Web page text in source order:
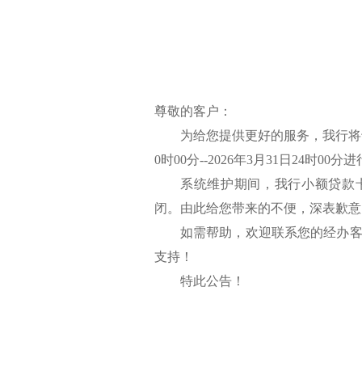
尊敬的客户：
为给您提供更好的服务，我行
0时00分--2026年3月31日24时00分
系统维护期间，我行小额贷款
闭。由此给您带来的不便，深表歉
如需帮助，欢迎联系您的经办
支持！
特此公告！